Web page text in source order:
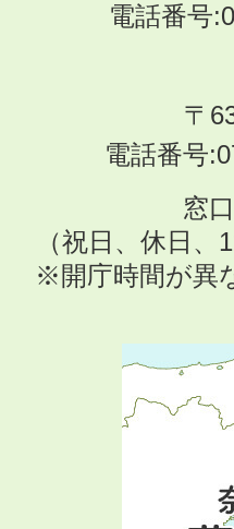
電話番号
〒
電話番号
窓
（祝日、休日
※開庁時間が異